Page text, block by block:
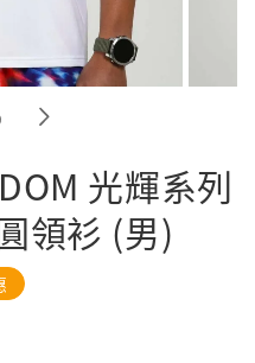
光輝系列
領衫 (男)